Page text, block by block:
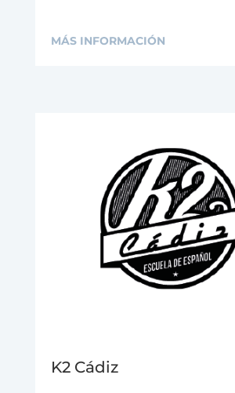
MÁS INFORMACIÓN
K2 Cádiz